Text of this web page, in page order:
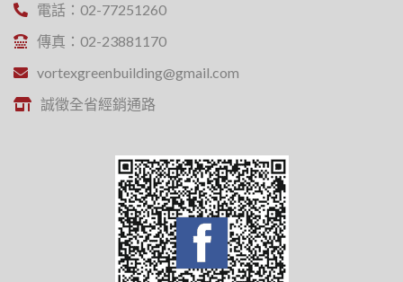
電話：02-77251260
傳真：02-23881170
vortexgreenbuilding@gmail.com
誠徵全省經銷通路